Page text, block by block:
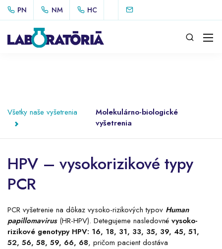
PN NM HC
Všetky naše vyšetrenia
Molekulárno-biologické
vyšetrenia
HPV – vysokorizikové typy
PCR
PCR vyšetrenie na dôkaz vysoko-rizikových typov Human
papillomavirus(HR-HPV). Detegujeme nasledovné vysoko-
rizikové genotypy HPV: 16, 18, 31, 33, 35, 39, 45, 51,
52, 56, 58, 59, 66, 68, pričom pacient dostáva